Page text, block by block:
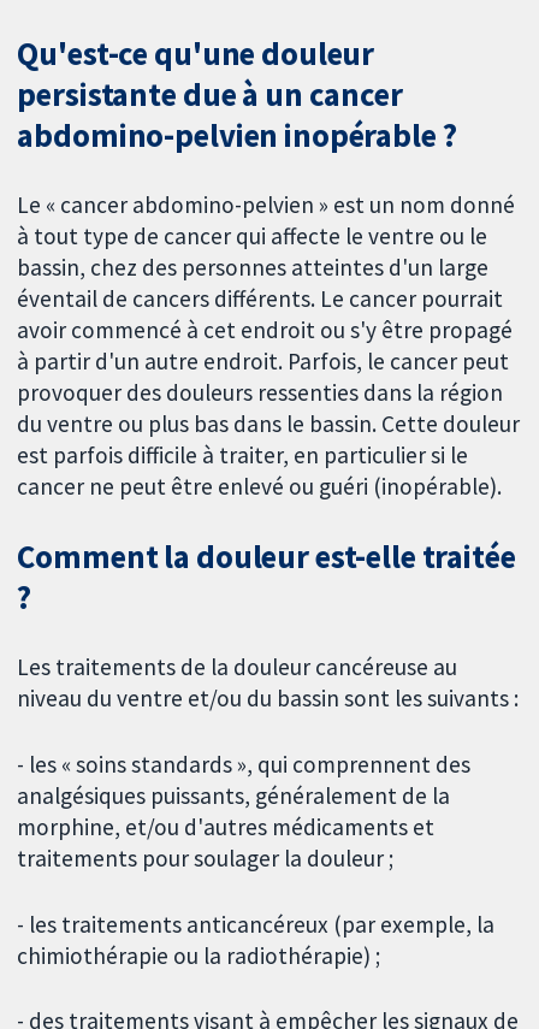
Qu'est-ce qu'une douleur
persistante due à un cancer
abdomino-pelvien inopérable ?
Le « cancer abdomino-pelvien » est un nom donné
à tout type de cancer qui affecte le ventre ou le
bassin, chez des personnes atteintes d'un large
éventail de cancers différents. Le cancer pourrait
avoir commencé à cet endroit ou s'y être propagé
à partir d'un autre endroit. Parfois, le cancer peut
provoquer des douleurs ressenties dans la région
du ventre ou plus bas dans le bassin. Cette douleur
est parfois difficile à traiter, en particulier si le
cancer ne peut être enlevé ou guéri (inopérable).
Comment la douleur est-elle traitée
?
Les traitements de la douleur cancéreuse au
niveau du ventre et/ou du bassin sont les suivants :
- les « soins standards », qui comprennent des
analgésiques puissants, généralement de la
morphine, et/ou d'autres médicaments et
traitements pour soulager la douleur ;
- les traitements anticancéreux (par exemple, la
chimiothérapie ou la radiothérapie) ;
- des traitements visant à empêcher les signaux de